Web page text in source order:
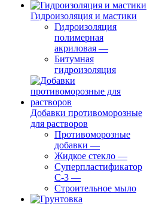
Гидроизоляция и мастики
Гидроизоляция
полимерная
акриловая —
Битумная
гидроизоляция
Добавки противоморозные
для растворов
Противоморозные
добавки —
Жидкое стекло —
Суперпластификатор
С-3 —
Строительное мыло